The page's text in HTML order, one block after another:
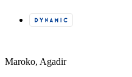
Maroko, Agadir